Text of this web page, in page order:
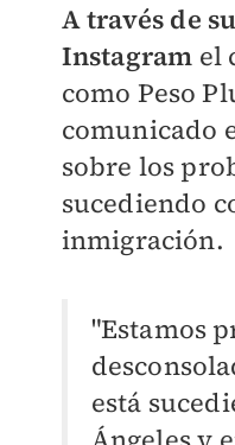
A través de
Instagram el
como Peso
comunicado
sobre los
sucediendo
inmigración.
"Estamos
está